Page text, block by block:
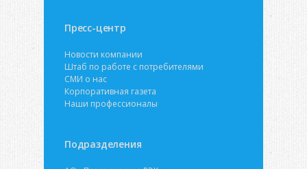
Пресс-центр
Новости компании
Штаб по работе с потребителями
СМИ о нас
Корпоративная газета
Наши профессионалы
Подразделения